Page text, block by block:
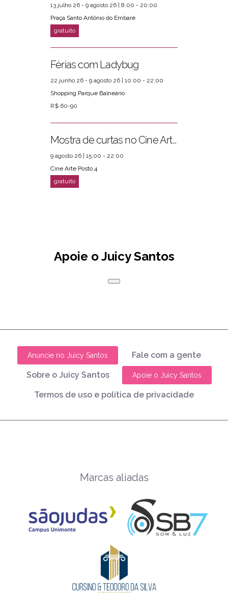
13 julho 26 - 9 agosto 26 | 8:00 - 20:00
Praça Santo Antônio do Embaré
Férias com Ladybug
22 junho 26 - 9 agosto 26 | 10:00 - 22:00
Shopping Parque Balneário
R$ 60-90
Mostra de curtas no Cine Arte Posto 4
9 agosto 26 | 15:00 - 22:00
Cine Arte Posto 4
Apoie o Juicy Santos
Anuncie no Juicy Santos Fale com a gente
Sobre o Juicy Santos Apoie o Juicy Santos
Termos de uso e política de privacidade
Marcas aliadas